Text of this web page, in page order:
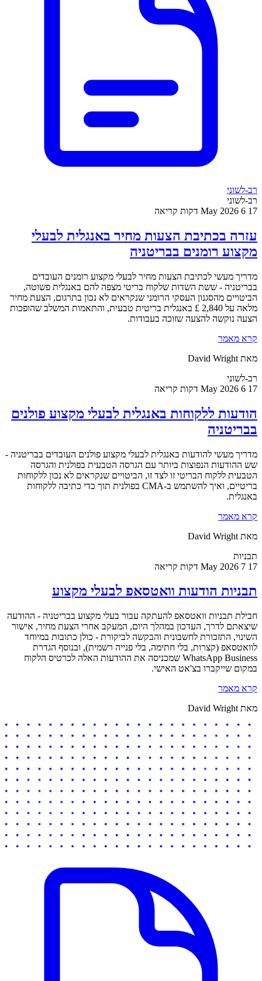
רב-לשוני
רב-לשוני
17 May 2026 6 דקות קריאה
עזרה בכתיבת הצעות מחיר באנגלית לבעלי
מקצוע רומנים בבריטניה
מדריך מעשי לכתיבת הצעות מחיר לבעלי מקצוע רומנים העובדים
בבריטניה - ששת השדות שלקוח בריטי מצפה להם באנגלית פשוטה,
הביטויים מהסגנון העסקי הרומני שנקראים לא נכון בתרגום, הצעת מחיר
מלאה על 2,840 £ באנגלית בריטית טבעית, והתאמות המשלב שהופכות
הצעה נוקשה להצעה שזוכה בעבודות.
קרא מאמר
מאת David Wright
רב-לשוני
17 May 2026 6 דקות קריאה
הודעות ללקוחות באנגלית לבעלי מקצוע פולנים
בבריטניה
מדריך מעשי להודעות באנגלית לבעלי מקצוע פולנים העובדים בבריטניה -
שש ההודעות הנפוצות ביותר עם הגרסה הטבעית בפולנית והגרסה
הטבעית ללקוח הבריטי זו לצד זו, הביטויים שנקראים לא נכון ללקוחות
בריטיים, ואיך להשתמש ב-CMA בפולנית תוך כדי כתיבה ללקוחות
באנגלית.
קרא מאמר
מאת David Wright
תבניות
17 May 2026 7 דקות קריאה
תבניות הודעות וואטסאפ לבעלי מקצוע
חבילת תבניות וואטסאפ להעתקה עבור בעלי מקצוע בבריטניה - ההודעה
שיצאתם לדרך, העדכון במהלך היום, המעקב אחרי הצעת מחיר, אישור
השינוי, התזכורת לחשבונית והבקשה לביקורת - כולן כתובות במיוחד
לוואטסאפ (קצרות, בלי חתימה, בלי פנייה רשמית), ובנוסף הגדרת
WhatsApp Business שמכניסה את ההודעות האלה לכרטיס הלקוח
במקום שייקברו בצ'אט האישי.
קרא מאמר
מאת David Wright